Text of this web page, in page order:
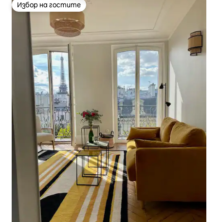
Избор на гостите
Избор на гостите